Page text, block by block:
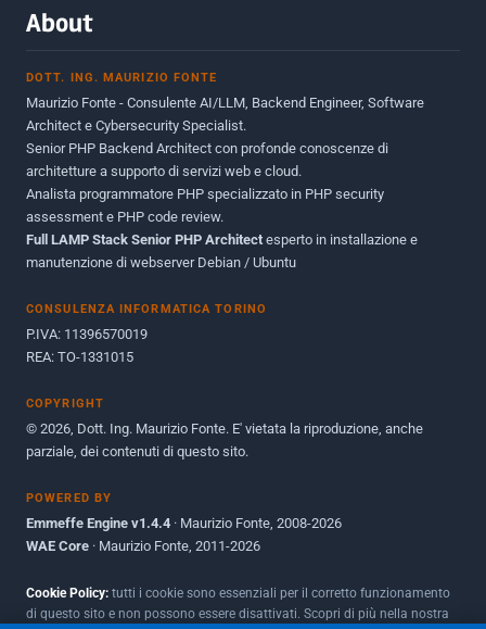
Giugno 2012
Maggio 2011
Dicembre 2010
Ottobre 2010
Maggio 2010
Giugno 2009
About
DOTT. ING. MAURIZIO FONTE
Maurizio Fonte - Consulente AI/LLM, Backend Engineer, Software
Architect e Cybersecurity Specialist.
Senior PHP Backend Architect con profonde conoscenze di
architetture a supporto di servizi web e cloud.
Analista programmatore PHP specializzato in PHP security
assessment e PHP code review.
Full LAMP Stack Senior PHP Architect esperto in installazione e
manutenzione di webserver Debian / Ubuntu
CONSULENZA INFORMATICA TORINO
P.IVA: 11396570019
REA: TO-1331015
COPYRIGHT
© 2026, Dott. Ing. Maurizio Fonte. E' vietata la riproduzione, anche
parziale, dei contenuti di questo sito.
POWERED BY
Emmeffe Engine v1.4.4 · Maurizio Fonte, 2008-2026
WAE Core · Maurizio Fonte, 2011-2026
Cookie Policy: tutti i cookie sono essenziali per il corretto funzionamento
di questo sito e non possono essere disattivati. Scopri di più nella nostra